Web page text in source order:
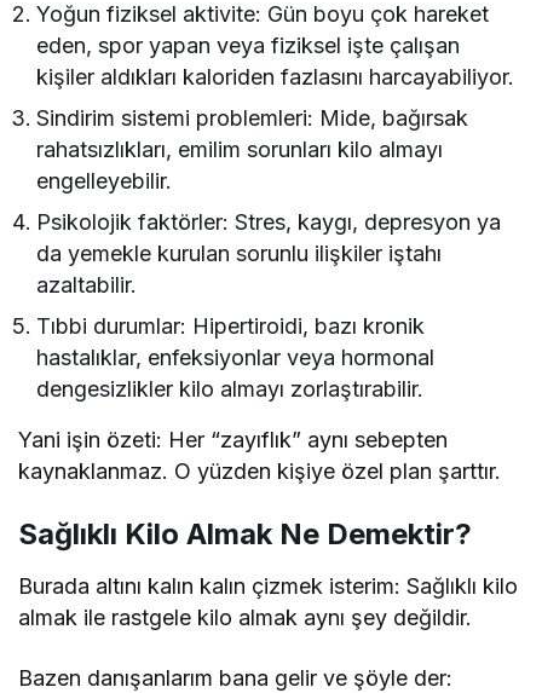
Yoğun fiziksel aktivite: Gün boyu çok hareket
eden, spor yapan veya fiziksel işte çalışan
kişiler aldıkları kaloriden fazlasını harcayabiliyor.
Sindirim sistemi problemleri: Mide, bağırsak
rahatsızlıkları, emilim sorunları kilo almayı
engelleyebilir.
Psikolojik faktörler: Stres, kaygı, depresyon ya
da yemekle kurulan sorunlu ilişkiler iştahı
azaltabilir.
Tıbbi durumlar: Hipertiroidi, bazı kronik
hastalıklar, enfeksiyonlar veya hormonal
dengesizlikler kilo almayı zorlaştırabilir.
Yani işin özeti: Her “zayıflık” aynı sebepten
kaynaklanmaz. O yüzden kişiye özel plan şarttır.
Sağlıklı Kilo Almak Ne Demektir?
Burada altını kalın kalın çizmek isterim: Sağlıklı kilo
almak ile rastgele kilo almak aynı şey değildir.
Bazen danışanlarım bana gelir ve şöyle der: